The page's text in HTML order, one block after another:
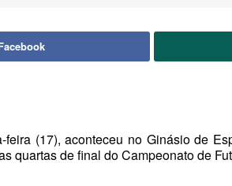
feira (17), aconteceu no Ginásio de
quartas de final do Campeonato de